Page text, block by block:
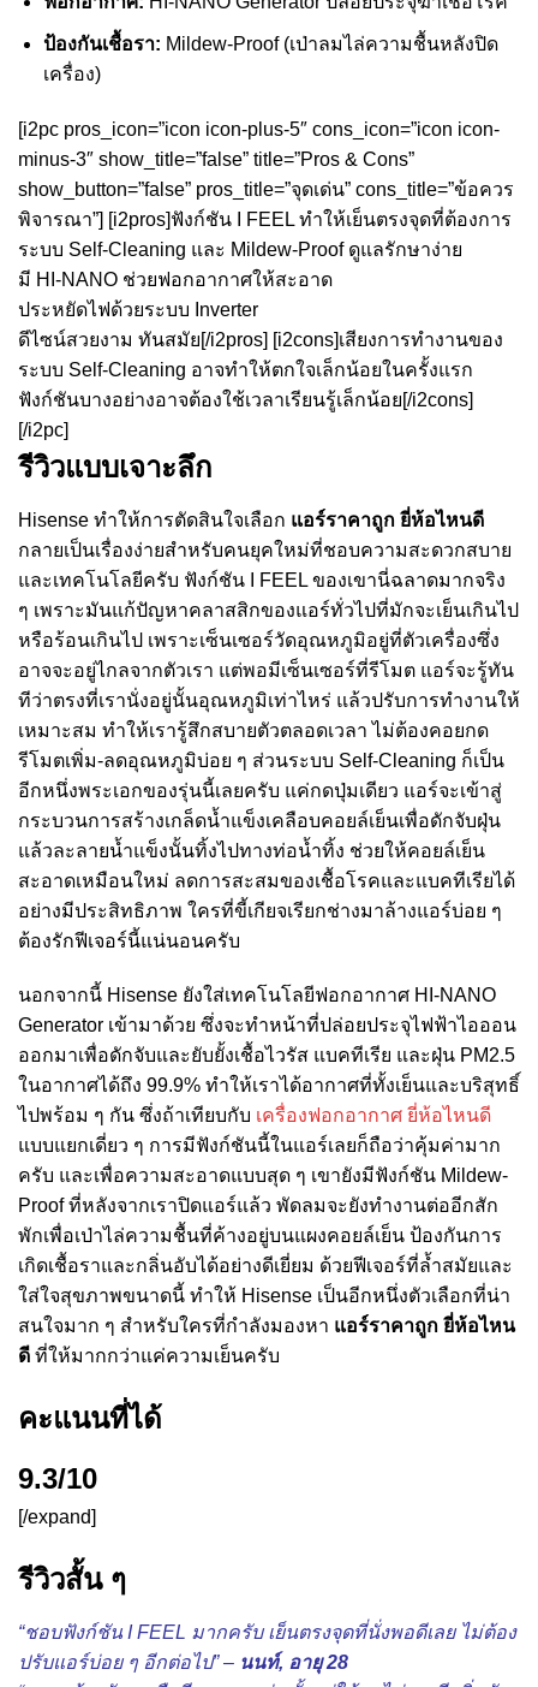
ป้องกันเชื้อรา: Mildew-Proof (เป่าลมไล่ความชื้นหลังปิด
เครื่อง)
[i2pc pros_icon=”icon icon-plus-5″ cons_icon=”icon icon-
minus-3″ show_title=”false” title=”Pros & Cons”
show_button=”false” pros_title=”จุดเด่น” cons_title=”ข้อควร
พิจารณา”] [i2pros]ฟังก์ชัน I FEEL ทำให้เย็นตรงจุดที่ต้องการ
ระบบ Self-Cleaning และ Mildew-Proof ดูแลรักษาง่าย
มี HI-NANO ช่วยฟอกอากาศให้สะอาด
ประหยัดไฟด้วยระบบ Inverter
ดีไซน์สวยงาม ทันสมัย[/i2pros] [i2cons]เสียงการทำงานของ
ระบบ Self-Cleaning อาจทำให้ตกใจเล็กน้อยในครั้งแรก
ฟังก์ชันบางอย่างอาจต้องใช้เวลาเรียนรู้เล็กน้อย[/i2cons]
[/i2pc]
รีวิวแบบเจาะลึก
Hisense ทำให้การตัดสินใจเลือก แอร์ราคาถูก ยี่ห้อไหนดี
กลายเป็นเรื่องง่ายสำหรับคนยุคใหม่ที่ชอบความสะดวกสบาย
และเทคโนโลยีครับ ฟังก์ชัน I FEEL ของเขานี่ฉลาดมากจริง
ๆ เพราะมันแก้ปัญหาคลาสสิกของแอร์ทั่วไปที่มักจะเย็นเกินไป
หรือร้อนเกินไป เพราะเซ็นเซอร์วัดอุณหภูมิอยู่ที่ตัวเครื่องซึ่ง
อาจจะอยู่ไกลจากตัวเรา แต่พอมีเซ็นเซอร์ที่รีโมต แอร์จะรู้ทัน
ทีว่าตรงที่เรานั่งอยู่นั้นอุณหภูมิเท่าไหร่ แล้วปรับการทำงานให้
เหมาะสม ทำให้เรารู้สึกสบายตัวตลอดเวลา ไม่ต้องคอยกด
รีโมตเพิ่ม-ลดอุณหภูมิบ่อย ๆ ส่วนระบบ Self-Cleaning ก็เป็น
อีกหนึ่งพระเอกของรุ่นนี้เลยครับ แค่กดปุ่มเดียว แอร์จะเข้าสู่
กระบวนการสร้างเกล็ดน้ำแข็งเคลือบคอยล์เย็นเพื่อดักจับฝุ่น
แล้วละลายน้ำแข็งนั้นทิ้งไปทางท่อน้ำทิ้ง ช่วยให้คอยล์เย็น
สะอาดเหมือนใหม่ ลดการสะสมของเชื้อโรคและแบคทีเรียได้
อย่างมีประสิทธิภาพ ใครที่ขี้เกียจเรียกช่างมาล้างแอร์บ่อย ๆ
ต้องรักฟีเจอร์นี้แน่นอนครับ
นอกจากนี้ Hisense ยังใส่เทคโนโลยีฟอกอากาศ HI-NANO
Generator เข้ามาด้วย ซึ่งจะทำหน้าที่ปล่อยประจุไฟฟ้าไอออน
ออกมาเพื่อดักจับและยับยั้งเชื้อไวรัส แบคทีเรีย และฝุ่น PM2.5
ในอากาศได้ถึง 99.9% ทำให้เราได้อากาศที่ทั้งเย็นและบริสุทธิ์
ไปพร้อม ๆ กัน ซึ่งถ้าเทียบกับ เครื่องฟอกอากาศ ยี่ห้อไหนดี
แบบแยกเดี่ยว ๆ การมีฟังก์ชันนี้ในแอร์เลยก็ถือว่าคุ้มค่ามาก
ครับ และเพื่อความสะอาดแบบสุด ๆ เขายังมีฟังก์ชัน Mildew-
Proof ที่หลังจากเราปิดแอร์แล้ว พัดลมจะยังทำงานต่ออีกสัก
พักเพื่อเป่าไล่ความชื้นที่ค้างอยู่บนแผงคอยล์เย็น ป้องกันการ
เกิดเชื้อราและกลิ่นอับได้อย่างดีเยี่ยม ด้วยฟีเจอร์ที่ล้ำสมัยและ
ใส่ใจสุขภาพขนาดนี้ ทำให้ Hisense เป็นอีกหนึ่งตัวเลือกที่น่า
สนใจมาก ๆ สำหรับใครที่กำลังมองหา แอร์ราคาถูก ยี่ห้อไหน
ดี ที่ให้มากกว่าแค่ความเย็นครับ
คะแนนที่ได้
9.3/10
[/expand]
รีวิวสั้น ๆ
“ชอบฟังก์ชัน I FEEL มากครับ เย็นตรงจุดที่นั่งพอดีเลย ไม่ต้อง
ปรับแอร์บ่อย ๆ อีกต่อไป” – นนท์, อายุ 28